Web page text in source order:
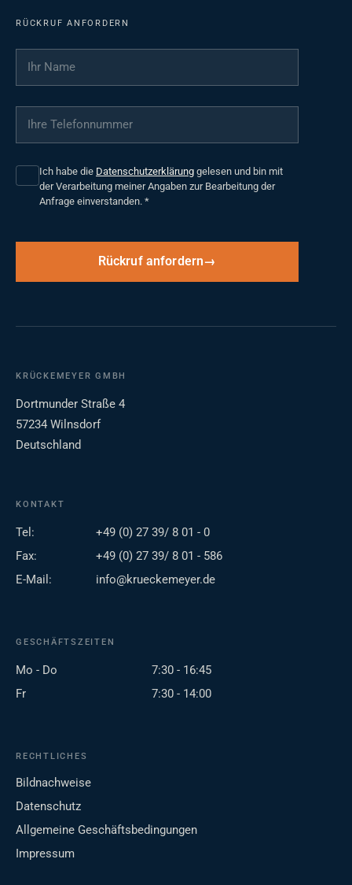
RÜCKRUF ANFORDERN
Ihr Name
Ihre Telefonnummer
Ich habe die Datenschutzerklärung gelesen und bin mit
der Verarbeitung meiner Angaben zur Bearbeitung der
Anfrage einverstanden. *
Rückruf anfordern
KRÜCKEMEYER GMBH
Dortmunder Straße 4
57234 Wilnsdorf
Deutschland
KONTAKT
Tel:
+49 (0) 27 39/ 8 01 - 0
Fax:
+49 (0) 27 39/ 8 01 - 586
E-Mail:
info@krueckemeyer.de
GESCHÄFTSZEITEN
Mo - Do
7:30 - 16:45
Fr
7:30 - 14:00
RECHTLICHES
Bildnachweise
Datenschutz
Allgemeine Geschäftsbedingungen
Impressum